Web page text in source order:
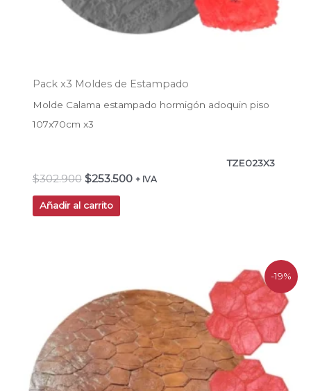
Pack x3 Moldes de Estampado
Molde Calama estampado hormigón adoquin piso
107x70cm x3
TZE023X3
$302.900 $253.500 + IVA
Añadir al carrito
-19%
original
era:
$300.500.
actual
es:
$243.400.